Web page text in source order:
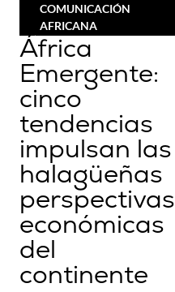
COMUNICACIÓN
AFRICANA
África
Emergente:
cinco
tendencias
impulsan las
halagüeñas
perspectivas
económicas
del
continente